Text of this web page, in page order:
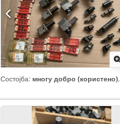
Состојба: многу добро (користено),